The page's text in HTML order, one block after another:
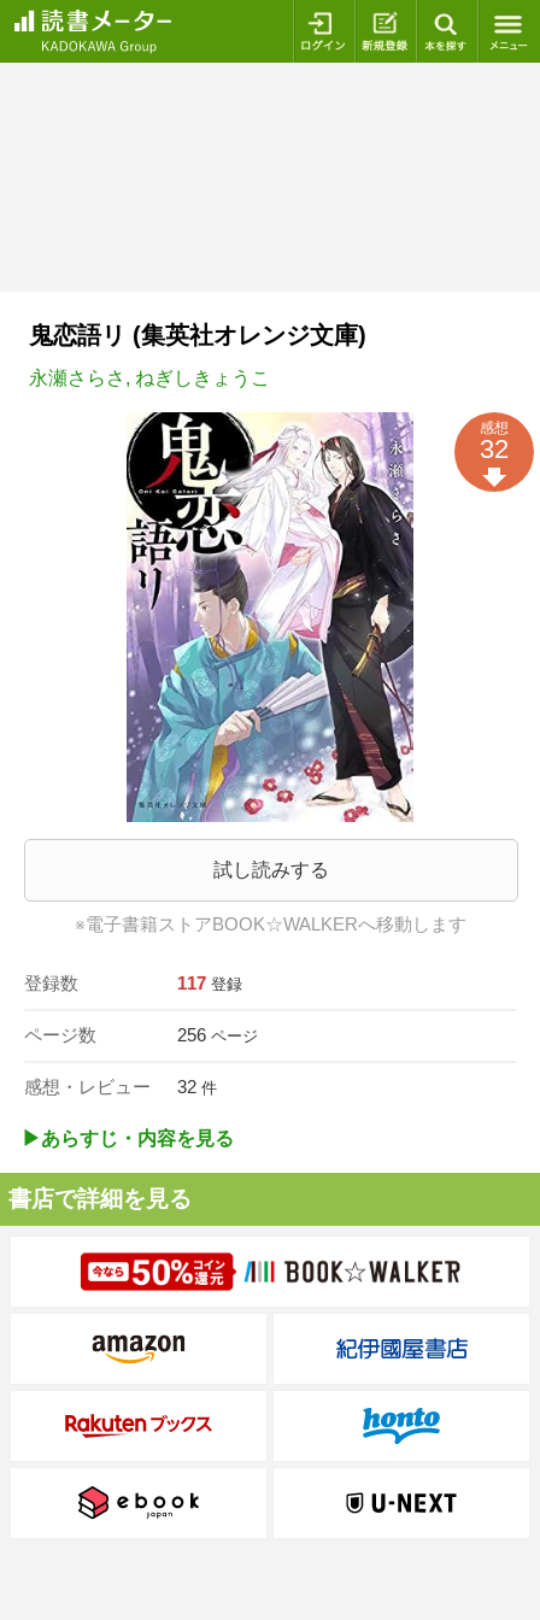
ログイン 新規登録
鬼恋語リ (集英社オレンジ文庫)
永瀬さらさ , ねぎしきょうこ
試し読みする
※電子書籍ストアBOOK☆WALKERへ移動します
登録数 117 登録
ページ数 256 ページ
感想・レビュー 32 件
感想
32
▶︎あらすじ・内容を見る
書店で詳細を見る